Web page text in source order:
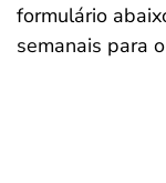
formulário
semanais para